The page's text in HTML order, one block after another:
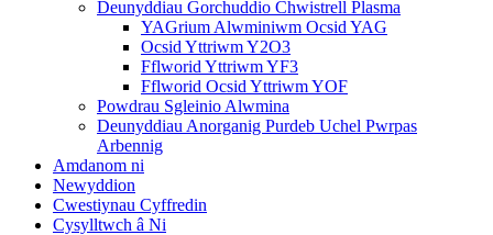
Deunyddiau Gorchuddio Chwistrell Plasma
YAGrium Alwminiwm Ocsid YAG
Ocsid Yttriwm Y2O3
Fflworid Yttriwm YF3
Fflworid Ocsid Yttriwm YOF
Powdrau Sgleinio Alwmina
Deunyddiau Anorganig Purdeb Uchel Pwrpas
Arbennig
Amdanom ni
Newyddion
Cwestiynau Cyffredin
Cysylltwch â Ni